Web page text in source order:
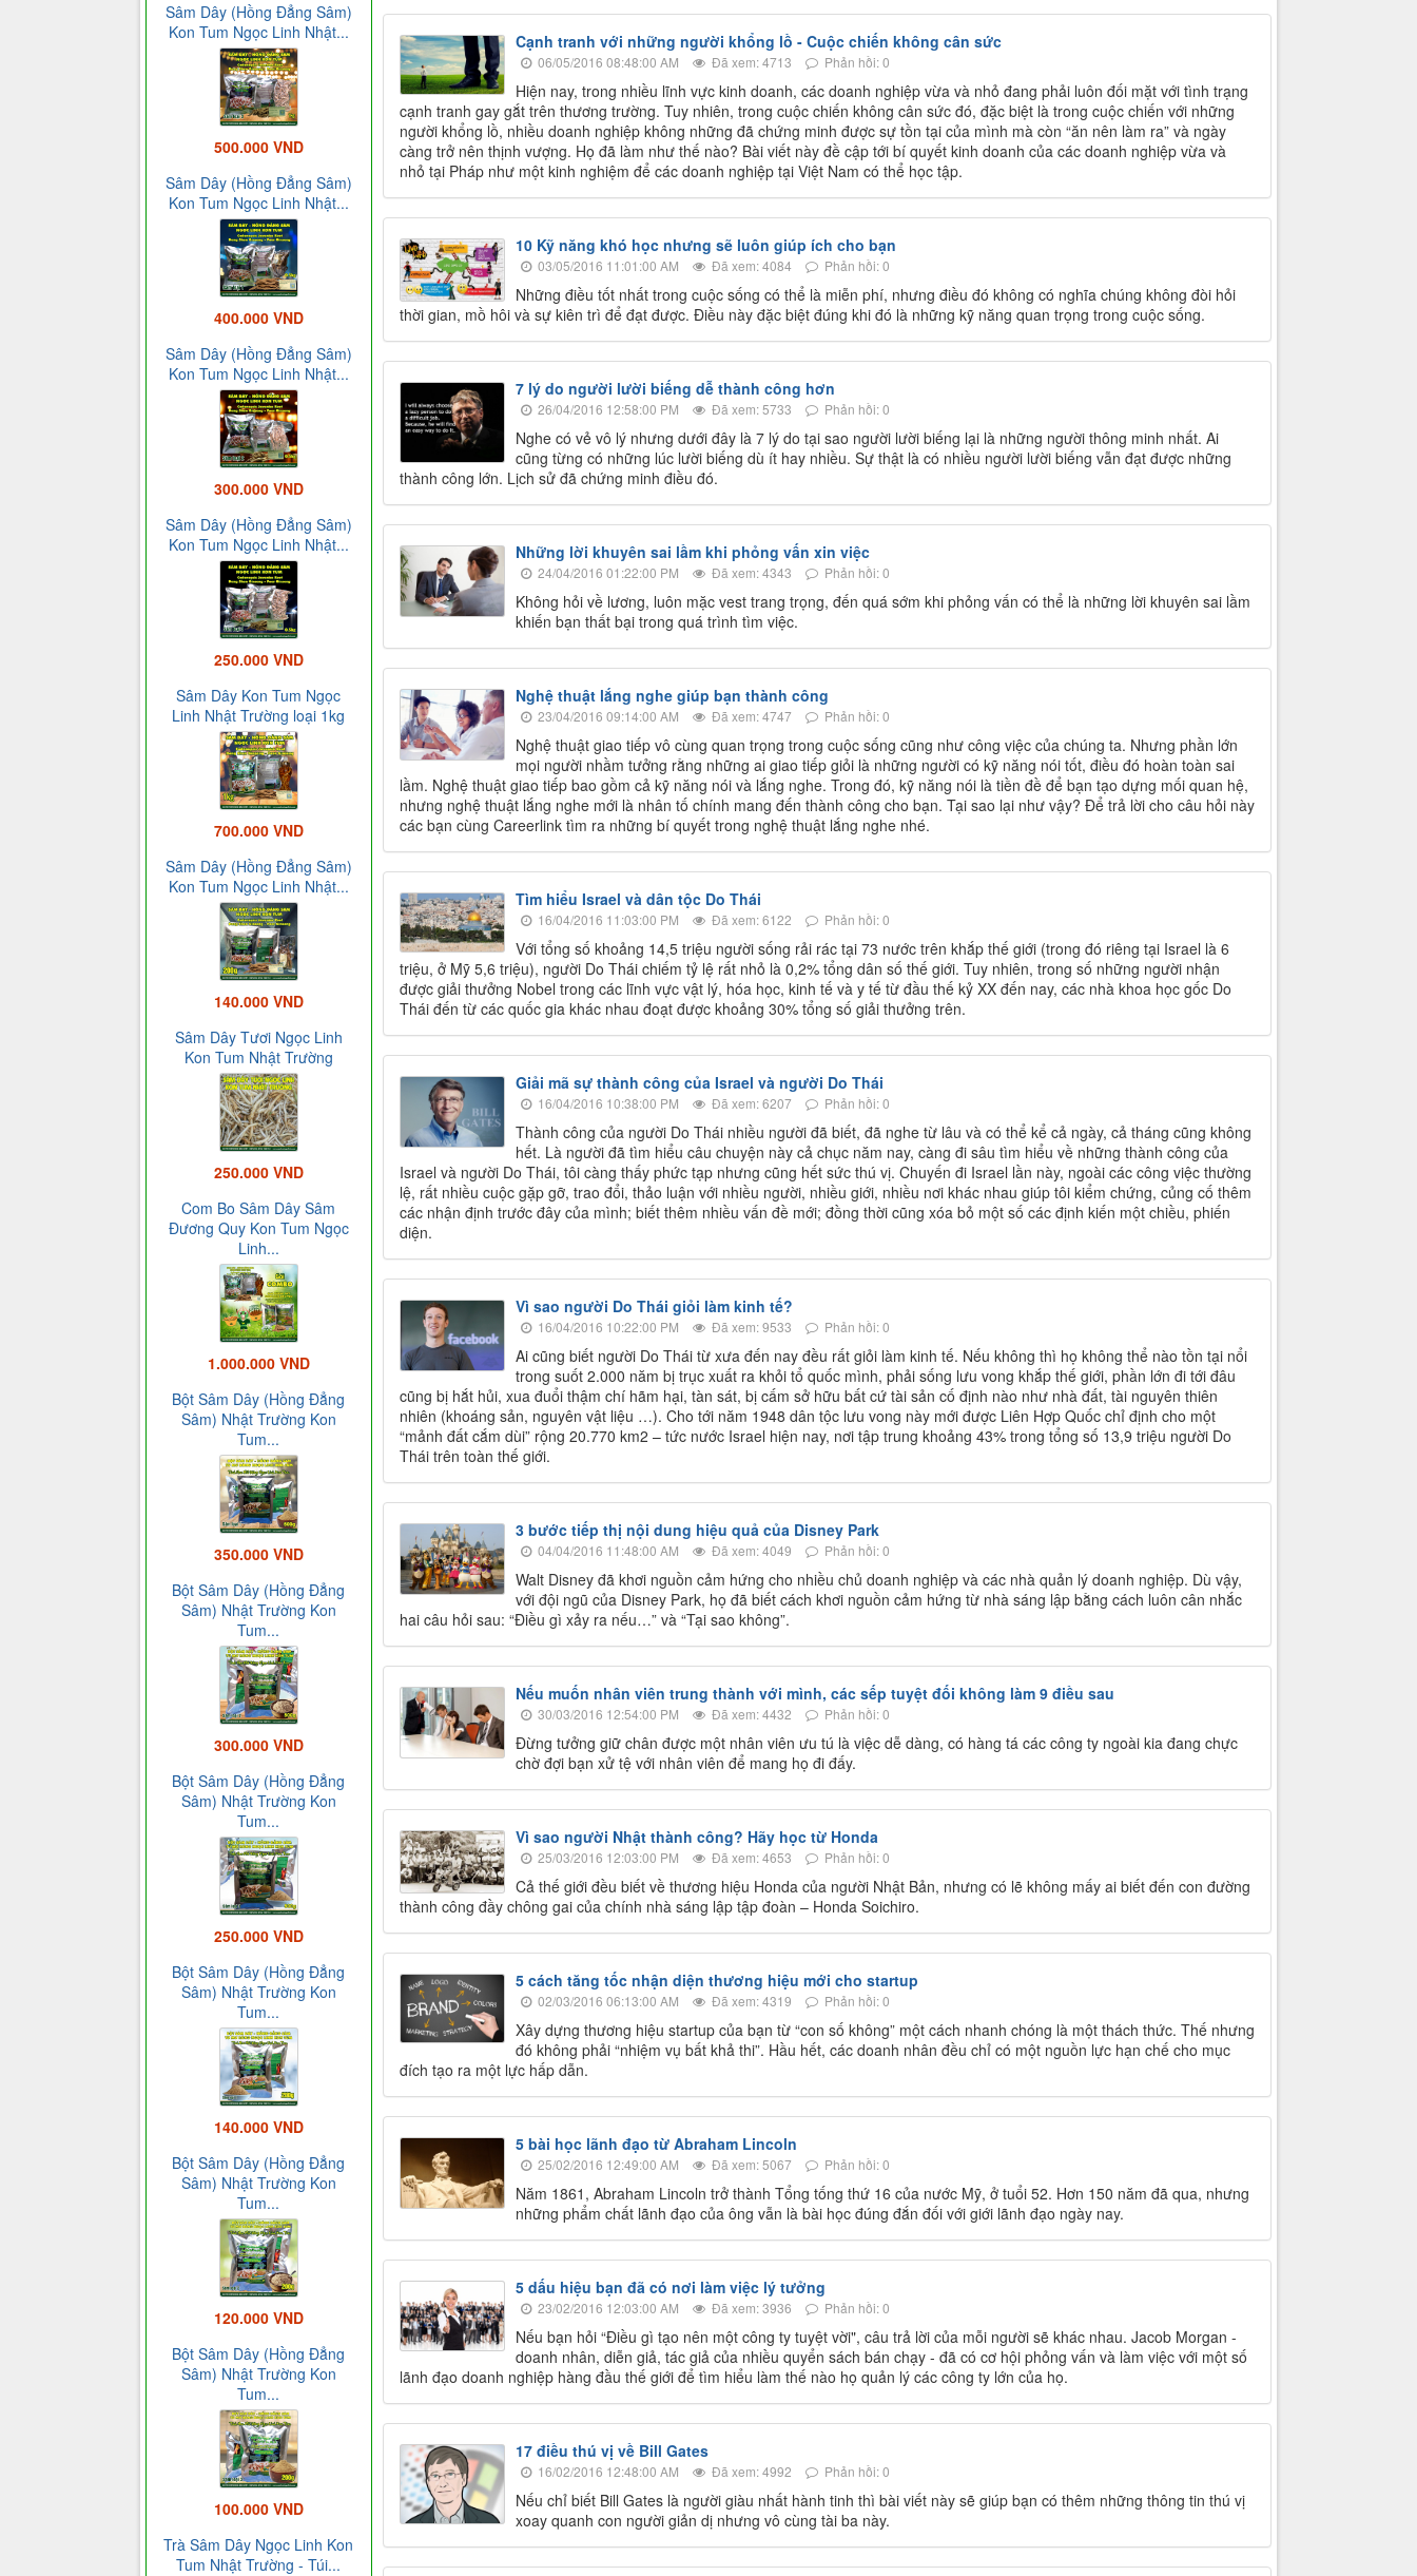
Cạnh tranh với những người khổng lồ - Cuộc chiến không cân sức
06/05/2016 08:48:00 AM Đã xem: 4713 Phản hồi: 0
Hiện nay, trong nhiều lĩnh vực kinh doanh, các doanh nghiệp vừa và nhỏ đang phải luôn đối mặt với tình trạng
cạnh tranh gay gắt trên thương trường. Tuy nhiên, trong cuộc chiến không cân sức đó, đặc biệt là trong cuộc chiến với những
người khổng lồ, nhiều doanh nghiệp không những đã chứng minh được sự tồn tại của mình mà còn “ăn nên làm ra” và ngày
càng trở nên thịnh vượng. Họ đã làm như thế nào? Bài viết này đề cập tới bí quyết kinh doanh của các doanh nghiệp vừa và
nhỏ tại Pháp như một kinh nghiệm để các doanh nghiệp tại Việt Nam có thể học tập.
10 Kỹ năng khó học nhưng sẽ luôn giúp ích cho bạn
03/05/2016 11:01:00 AM Đã xem: 4084 Phản hồi: 0
Những điều tốt nhất trong cuộc sống có thể là miễn phí, nhưng điều đó không có nghĩa chúng không đòi hỏi
thời gian, mồ hôi và sự kiên trì để đạt được. Điều này đặc biệt đúng khi đó là những kỹ năng quan trọng trong cuộc sống.
7 lý do người lười biếng dễ thành công hơn
26/04/2016 12:58:00 PM Đã xem: 5733 Phản hồi: 0
Nghe có vẻ vô lý nhưng dưới đây là 7 lý do tại sao người lười biếng lại là những người thông minh nhất. Ai
cũng từng có những lúc lười biếng dù ít hay nhiều. Sự thật là có nhiều người lười biếng vẫn đạt được những
thành công lớn. Lịch sử đã chứng minh điều đó.
Những lời khuyên sai lầm khi phỏng vấn xin việc
24/04/2016 01:22:00 PM Đã xem: 4343 Phản hồi: 0
Không hỏi về lương, luôn mặc vest trang trọng, đến quá sớm khi phỏng vấn có thể là những lời khuyên sai lầm
khiến bạn thất bại trong quá trình tìm việc.
Nghệ thuật lắng nghe giúp bạn thành công
23/04/2016 09:14:00 AM Đã xem: 4747 Phản hồi: 0
Nghệ thuật giao tiếp vô cùng quan trọng trong cuộc sống cũng như công việc của chúng ta. Nhưng phần lớn
mọi người nhầm tưởng rằng những ai giao tiếp giỏi là những người có kỹ năng nói tốt, điều đó hoàn toàn sai
lầm. Nghệ thuật giao tiếp bao gồm cả kỹ năng nói và lắng nghe. Trong đó, kỹ năng nói là tiền đề để bạn tạo dựng mối quan hệ,
nhưng nghệ thuật lắng nghe mới là nhân tố chính mang đến thành công cho bạn. Tại sao lại như vậy? Để trả lời cho câu hỏi này
các bạn cùng Careerlink tìm ra những bí quyết trong nghệ thuật lắng nghe nhé.
Tìm hiểu Israel và dân tộc Do Thái
16/04/2016 11:03:00 PM Đã xem: 6122 Phản hồi: 0
Với tổng số khoảng 14,5 triệu người sống rải rác tại 73 nước trên khắp thế giới (trong đó riêng tại Israel là 6
triệu, ở Mỹ 5,6 triệu), người Do Thái chiếm tỷ lệ rất nhỏ là 0,2% tổng dân số thế giới. Tuy nhiên, trong số những người nhận
được giải thưởng Nobel trong các lĩnh vực vật lý, hóa học, kinh tế và y tế từ đầu thế kỷ XX đến nay, các nhà khoa học gốc Do
Thái đến từ các quốc gia khác nhau đoạt được khoảng 30% tổng số giải thưởng trên.
Giải mã sự thành công của Israel và người Do Thái
16/04/2016 10:38:00 PM Đã xem: 6207 Phản hồi: 0
Thành công của người Do Thái nhiều người đã biết, đã nghe từ lâu và có thể kể cả ngày, cả tháng cũng không
hết. Là người đã tìm hiểu câu chuyện này cả chục năm nay, càng đi sâu tìm hiểu về những thành công của
Israel và người Do Thái, tôi càng thấy phức tạp nhưng cũng hết sức thú vị. Chuyến đi Israel lần này, ngoài các công việc thường
lệ, rất nhiều cuộc gặp gỡ, trao đổi, thảo luận với nhiều người, nhiều giới, nhiều nơi khác nhau giúp tôi kiểm chứng, củng cố thêm
các nhận định trước đây của mình; biết thêm nhiều vấn đề mới; đồng thời cũng xóa bỏ một số các định kiến một chiều, phiến
diện.
Vì sao người Do Thái giỏi làm kinh tế?
16/04/2016 10:22:00 PM Đã xem: 9533 Phản hồi: 0
Ai cũng biết người Do Thái từ xưa đến nay đều rất giỏi làm kinh tế. Nếu không thì họ không thể nào tồn tại nổi
trong suốt 2.000 năm bị trục xuất ra khỏi tổ quốc mình, phải sống lưu vong khắp thế giới, phần lớn đi tới đâu
cũng bị hắt hủi, xua đuổi thậm chí hãm hại, tàn sát, bị cấm sở hữu bất cứ tài sản cố định nào như nhà đất, tài nguyên thiên
nhiên (khoáng sản, nguyên vật liệu …). Cho tới năm 1948 dân tộc lưu vong này mới được Liên Hợp Quốc chỉ định cho một
“mảnh đất cắm dùi” rộng 20.770 km2 – tức nước Israel hiện nay, nơi tập trung khoảng 43% trong tổng số 13,9 triệu người Do
Thái trên toàn thế giới.
3 bước tiếp thị nội dung hiệu quả của Disney Park
04/04/2016 11:48:00 AM Đã xem: 4049 Phản hồi: 0
Walt Disney đã khơi nguồn cảm hứng cho nhiều chủ doanh nghiệp và các nhà quản lý doanh nghiệp. Dù vậy,
với đội ngũ của Disney Park, họ đã biết cách khơi nguồn cảm hứng từ nhà sáng lập bằng cách luôn cân nhắc
hai câu hỏi sau: “Điều gì xảy ra nếu…” và “Tại sao không”.
Nếu muốn nhân viên trung thành với mình, các sếp tuyệt đối không làm 9 điều sau
30/03/2016 12:54:00 PM Đã xem: 4432 Phản hồi: 0
Đừng tưởng giữ chân được một nhân viên ưu tú là việc dễ dàng, có hàng tá các công ty ngoài kia đang chực
chờ đợi bạn xử tệ với nhân viên để mang họ đi đấy.
Vì sao người Nhật thành công? Hãy học từ Honda
25/03/2016 12:03:00 PM Đã xem: 4653 Phản hồi: 0
Cả thế giới đều biết về thương hiệu Honda của người Nhật Bản, nhưng có lẽ không mấy ai biết đến con đường
thành công đầy chông gai của chính nhà sáng lập tập đoàn – Honda Soichiro.
5 cách tăng tốc nhận diện thương hiệu mới cho startup
02/03/2016 06:13:00 AM Đã xem: 4319 Phản hồi: 0
Xây dựng thương hiệu startup của bạn từ “con số không” một cách nhanh chóng là một thách thức. Thế nhưng
đó không phải “nhiệm vụ bất khả thi”. Hầu hết, các doanh nhân đều chỉ có một nguồn lực hạn chế cho mục
đích tạo ra một lực hấp dẫn.
5 bài học lãnh đạo từ Abraham Lincoln
25/02/2016 12:49:00 AM Đã xem: 5067 Phản hồi: 0
Năm 1861, Abraham Lincoln trở thành Tổng tống thứ 16 của nước Mỹ, ở tuổi 52. Hơn 150 năm đã qua, nhưng
những phẩm chất lãnh đạo của ông vẫn là bài học đúng đắn đối với giới lãnh đạo ngày nay.
5 dấu hiệu bạn đã có nơi làm việc lý tưởng
23/02/2016 12:03:00 AM Đã xem: 3936 Phản hồi: 0
Nếu bạn hỏi “Điều gì tạo nên một công ty tuyệt vời", câu trả lời của mỗi người sẽ khác nhau. Jacob Morgan -
doanh nhân, diễn giả, tác giả của nhiều quyển sách bán chạy - đã có cơ hội phỏng vấn và làm việc với một số
lãnh đạo doanh nghiệp hàng đầu thế giới để tìm hiểu làm thế nào họ quản lý các công ty lớn của họ.
17 điều thú vị về Bill Gates
16/02/2016 12:48:00 AM Đã xem: 4992 Phản hồi: 0
Nếu chỉ biết Bill Gates là người giàu nhất hành tinh thì bài viết này sẽ giúp bạn có thêm những thông tin thú vị
xoay quanh con người giản dị nhưng vô cùng tài ba này.
Sâm Dây (Hồng Đẳng Sâm)
Kon Tum Ngọc Linh Nhật...
500.000 VND
Sâm Dây (Hồng Đẳng Sâm)
Kon Tum Ngọc Linh Nhật...
400.000 VND
Sâm Dây (Hồng Đẳng Sâm)
Kon Tum Ngọc Linh Nhật...
300.000 VND
Sâm Dây (Hồng Đẳng Sâm)
Kon Tum Ngọc Linh Nhật...
250.000 VND
Sâm Dây Kon Tum Ngọc
Linh Nhật Trường loại 1kg
700.000 VND
Sâm Dây (Hồng Đẳng Sâm)
Kon Tum Ngọc Linh Nhật...
140.000 VND
Sâm Dây Tươi Ngọc Linh
Kon Tum Nhật Trường
250.000 VND
Com Bo Sâm Dây Sâm
Đương Quy Kon Tum Ngọc
Linh...
1.000.000 VND
Bột Sâm Dây (Hồng Đẳng
Sâm) Nhật Trường Kon
Tum...
350.000 VND
Bột Sâm Dây (Hồng Đẳng
Sâm) Nhật Trường Kon
Tum...
300.000 VND
Bột Sâm Dây (Hồng Đẳng
Sâm) Nhật Trường Kon
Tum...
250.000 VND
Bột Sâm Dây (Hồng Đẳng
Sâm) Nhật Trường Kon
Tum...
140.000 VND
Bột Sâm Dây (Hồng Đẳng
Sâm) Nhật Trường Kon
Tum...
120.000 VND
Bột Sâm Dây (Hồng Đẳng
Sâm) Nhật Trường Kon
Tum...
100.000 VND
Trà Sâm Dây Ngọc Linh Kon
Tum Nhật Trường - Túi...